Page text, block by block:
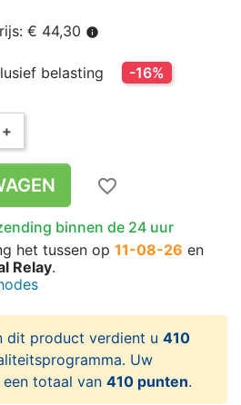
€ 44,30 info
belasting -16%
+
favorite_border
binnen de 24 uur
het tussen op 11-08-26 en
Relay.
dit product verdient u 410
Uw
totaal van 410 punten.